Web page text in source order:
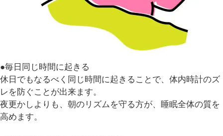
●毎日同じ時間に起きる
休日でもなるべく同じ時間に起きることで、体内時計のズ
レを防ぐことが出来ます。
夜更かしよりも、朝のリズムを守る方が、睡眠全体の質を
高めます。